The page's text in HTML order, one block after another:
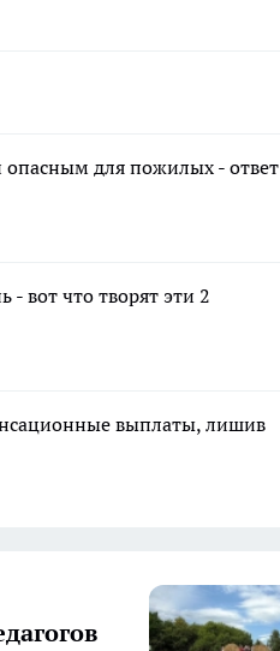
опасным для пожилых - ответ
вот что творят эти 2
выплаты, лишив